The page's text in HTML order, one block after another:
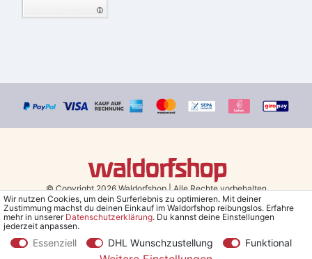
© Copyright 2026 Waldorfshop|Alle Rechte vorbehalten.
Bestellungen mit Prio Versand bis 13 Uhr, garantierter Versand am
*Kostenlose Lieferung in Deutschland und Österreich ab 79 €.
Wir nutzen Cookies, um dein Surferlebnis zu optimieren. Mit deiner
Zustimmung machst du deinen Einkauf im Waldorfshop reibungslos. Erfahre
mehr in unserer Daten­schutz­erklärung. Du kannst deine Einstellungen
jederzeit anpassen.
Essenziell DHL Wunschzustellung Funktional